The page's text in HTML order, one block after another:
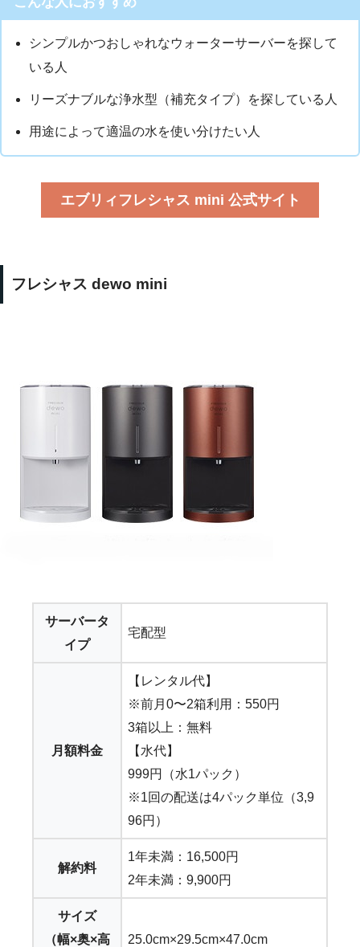
シンプルかつおしゃれなウォーターサーバーを探して
いる人
リーズナブルな浄水型（補充タイプ）を探している人
用途によって適温の水を使い分けたい人
エブリィフレシャス mini 公式サイト
フレシャス dewo mini
サーバータ
イプ
宅配型
月額料金
【レンタル代】
※前月0〜2箱利用：550円
3箱以上：無料
【水代】
999円（水1パック）
※1回の配送は4パック単位（3,9
96円）
解約料
1年未満：16,500円
2年未満：9,900円
サイズ
（幅×奥×高
25.0cm×29.5cm×47.0cm